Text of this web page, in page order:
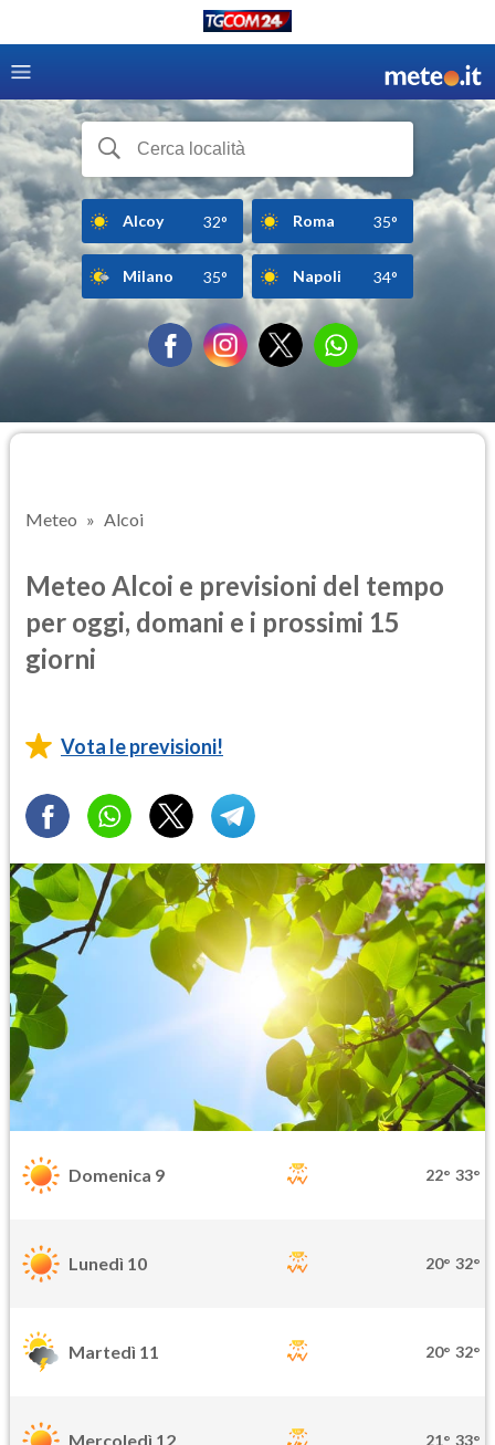
Alcoy 32° Roma 35°
Milano 35° Napoli 34°
Meteo Alcoi
Meteo Alcoi e previsioni del tempo
per oggi, domani e i prossimi 15
giorni
Vota le previsioni!
Domenica 9 22° 33°
Lunedì 10 20° 32°
Martedì 11 20° 32°
Mercoledì 12 21° 33°